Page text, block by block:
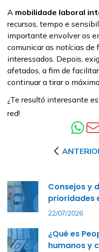
A mobilidade laboral
recursos, tempo e
importante envolver os
comunicar as notícias de
interessados. Depois,
afetados, a fim de
continuar a tirar o
¿Te resultó interesante
red!
Consejos y
prioridades
22/07/2026
¿Qué es
humanos y